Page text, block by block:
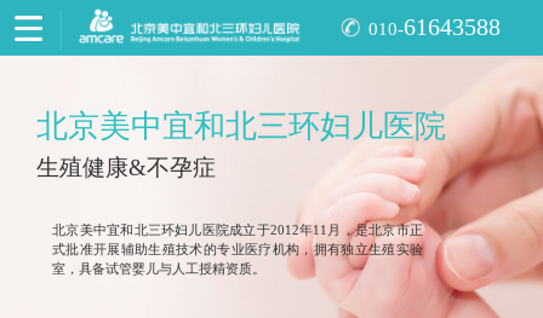
010-61643588
北京美中宜和北三环妇儿医院
生殖健康&不孕症
北京美中宜和北三环妇儿医院成立于2012年11月，是北京市正
式批准开展辅助生殖技术的专业医疗机构，拥有独立生殖实验
室，具备试管婴儿与人工授精资质。